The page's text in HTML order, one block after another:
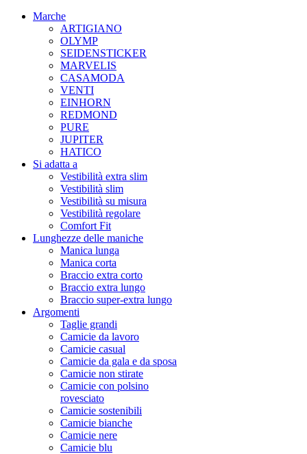
Marche
ARTIGIANO
OLYMP
SEIDENSTICKER
MARVELIS
CASAMODA
VENTI
EINHORN
REDMOND
PURE
JUPITER
HATICO
Si adatta a
Vestibilità extra slim
Vestibilità slim
Vestibilità su misura
Vestibilità regolare
Comfort Fit
Lunghezze delle maniche
Manica lunga
Manica corta
Braccio extra corto
Braccio extra lungo
Braccio super-extra lungo
Argomenti
Taglie grandi
Camicie da lavoro
Camicie casual
Camicie da gala e da sposa
Camicie non stirate
Camicie con polsino
rovesciato
Camicie sostenibili
Camicie bianche
Camicie nere
Camicie blu